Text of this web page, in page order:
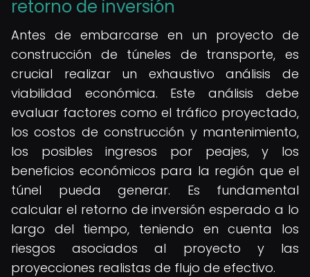
retorno de inversión
Antes de embarcarse en un proyecto de
construcción de túneles de transporte, es
crucial realizar un exhaustivo análisis de
viabilidad económica. Este análisis debe
evaluar factores como el tráfico proyectado,
los costos de construcción y mantenimiento,
los posibles ingresos por peajes, y los
beneficios económicos para la región que el
túnel pueda generar. Es fundamental
calcular el retorno de inversión esperado a lo
largo del tiempo, teniendo en cuenta los
riesgos asociados al proyecto y las
proyecciones realistas de flujo de efectivo.